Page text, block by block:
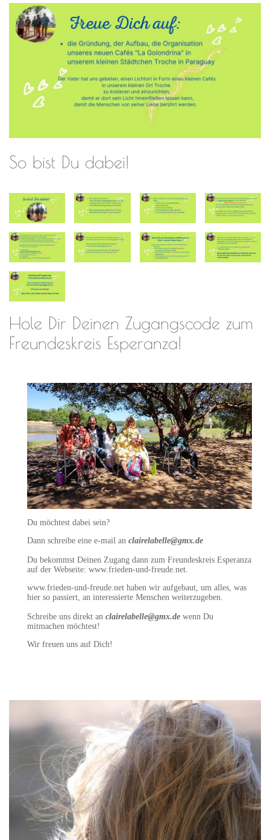
So bist Du dabei!
Hole Dir Deinen Zugangscode zum
Freundeskreis Esperanza!
Du möchtest dabei sein?
Dann schreibe eine e-mail an clairelabelle@gmx.de
Du bekommst Deinen Zugang dann zum Freundeskreis Esperanza
auf der Webseite: www.frieden-und-freude.net.
www.frieden-und-freude.net haben wir aufgebaut, um alles, was
hier so passiert, an interessierte Menschen weiterzugeben.
Schreibe uns direkt an clairelabelle@gmx.de wenn Du
mitmachen möchtest!
Wir freuen uns auf Dich!